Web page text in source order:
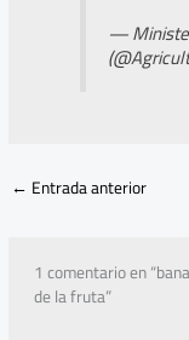
—
← Entrada anterior
1 comentario en
de la fruta”